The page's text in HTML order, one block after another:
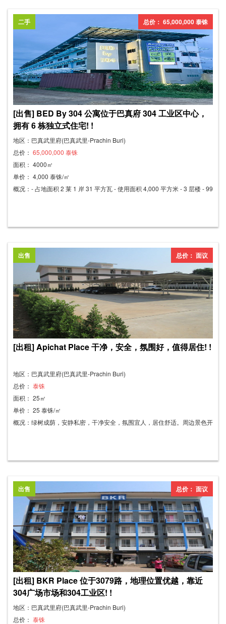
年合约：第13个月免租。电费：7泰铢/度。水费：27泰铢/单元，最低100
泰铢/月。
总价： 65,000,000 泰铢
二手
[出售] BED By 304 公寓位于巴真府 304 工业区中心，
拥有 6 栋独立式住宅! !
地区：巴真武里府(巴真武里-Prachin Buri)
总价： 65,000,000 泰铢
面积： 4000㎡
单价： 4,000 泰铢/㎡
概况：- 占地面积 2 莱 1 岸 31 平方瓦 - 使用面积 4,000 平方米 - 3 层楼 - 99
总价： 面议
出售
[出租] Apichat Place 干净，安全，氛围好，值得居住! !
地区：巴真武里府(巴真武里-Prachin Buri)
总价： 泰铢
面积： 25㎡
单价： 25 泰铢/㎡
概况：绿树成荫，安静私密，干净安全，氛围宜人，居住舒适。周边景色开
14公里。 每个房间： - 液晶电视、卫星电视、空调、热水器、无线网络 -
床、衣柜、梳妆台 - 中央 - 小区停车位、投币式洗衣机、饮水机 附近地点：
Aphichat Place 靠近社区和工业区。这里有许多设施，例如 - 304 工业园区
- 巴真府 Rojana 工业园区 - Sri Maha Pho 医院 - Tha Tum 街道行政机构 -
Tesco Lotus Express、Ban Suan Phruksa 和 Pong Phai 分店 - 许多地方
都有 ATM 机和迷你超市 - 许多美味的餐厅 - 东方巴真技术学院、巴真府巴
吞旺机械学院。
总价： 面议
出售
[出租] BKR Place 位于3079路，地理位置优越，靠近
304广场市场和304工业区! !
地区：巴真武里府(巴真武里-Prachin Buri)
总价： 泰铢